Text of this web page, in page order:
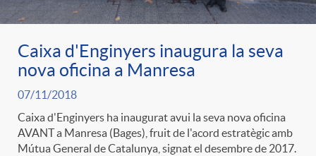
e
n
s
i
e
s
a
F
i
l
o
n
t
Caixa d'Enginyers inaugura la seva
nova oficina a Manresa
07/11/2018
Caixa d'Enginyers ha inaugurat avui la seva nova oficina
AVANT a Manresa (Bages), fruit de l'acord estratègic amb
Mútua General de Catalunya, signat el desembre de 2017.